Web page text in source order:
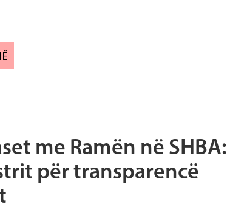
me Ramën në SHBA:
për transparencë